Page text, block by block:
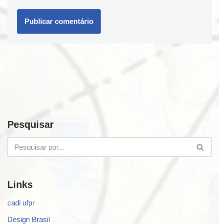
Pesquisar
Links
cadi ufpr
Design Brasil